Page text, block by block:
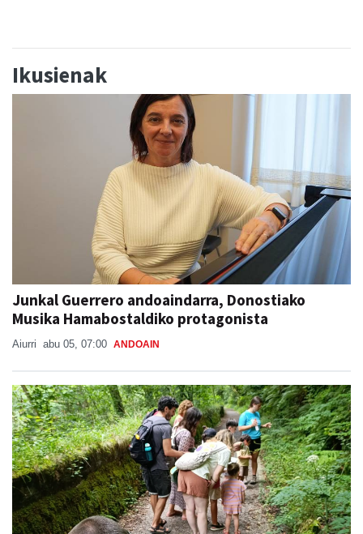
Ikusienak
Junkal Guerrero andoaindarra, Donostiako
Musika Hamabostaldiko protagonista
Aiurri abu 05, 07:00 ANDOAIN